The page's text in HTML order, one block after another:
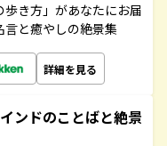
き方」があなたにお届
と癒やしの絶景集
詳細を見る
ンドのことばと絶景